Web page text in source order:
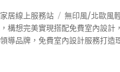
居線上服務站
無印風/北歐風
構想完美實現搭配免費室內設計
領導品牌，免費室內設計服務打造